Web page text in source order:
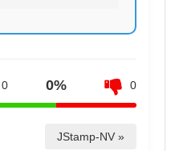
0 0% 0
JStamp-NV »